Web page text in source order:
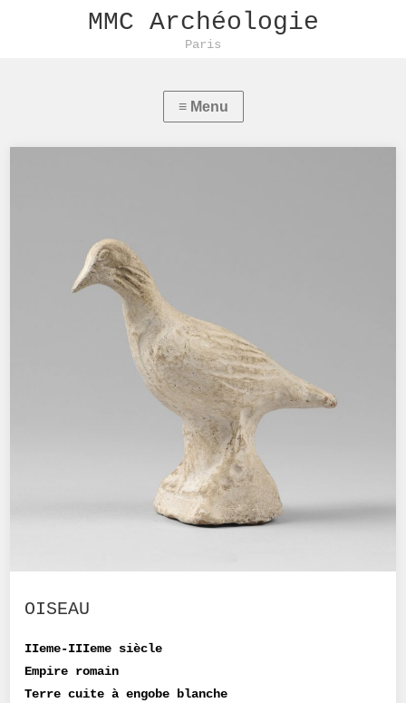
MMC Archéologie
Paris
OISEAU
IIeme-IIIeme siècle
Empire romain
Terre cuite à engobe blanche